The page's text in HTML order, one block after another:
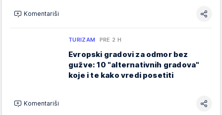
Komentariši
TURIZAM PRE 2 H
Evropski gradovi za odmor bez
gužve: 10 "alternativnih gradova"
koje i te kako vredi posetiti
Komentariši